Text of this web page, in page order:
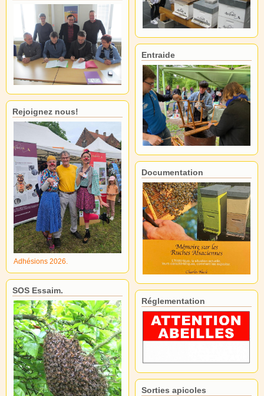
Rejoignez nous!
Adhésions 2026.
SOS Essaim.
Entraide
Documentation
Réglementation
Sorties apicoles